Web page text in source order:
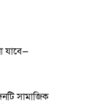
যাবে—
সামাজিক